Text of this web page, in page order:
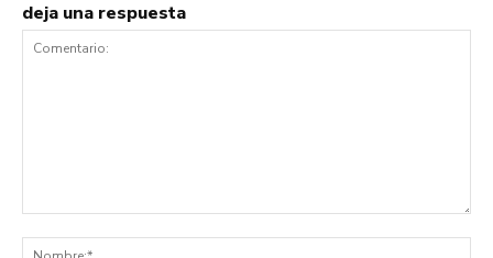
deja una respuesta